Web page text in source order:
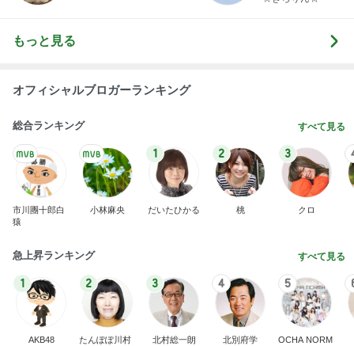
もっと見る
オフィシャルブロガーランキング
総合ランキング すべて見る
市川團十郎白
猿
小林麻央
1
だいたひかる
2
桃
3
クロ
急上昇ランキング すべて見る
1
AKB48
2
たんぽぽ川村
3
北村総一朗
4
北別府学
5
OCHA NORM